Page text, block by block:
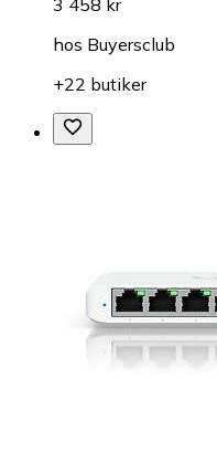
3 458 kr
hos Buyersclub
+22 butiker